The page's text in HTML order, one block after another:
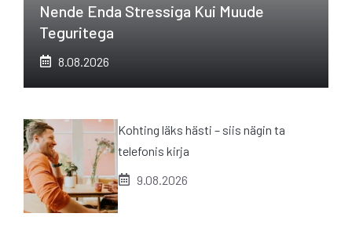
Nende Enda Stressiga Kui Muude
Teguritega
8.08.2026
Kohting läks hästi – siis nägin ta
telefonis kirja
9.08.2026